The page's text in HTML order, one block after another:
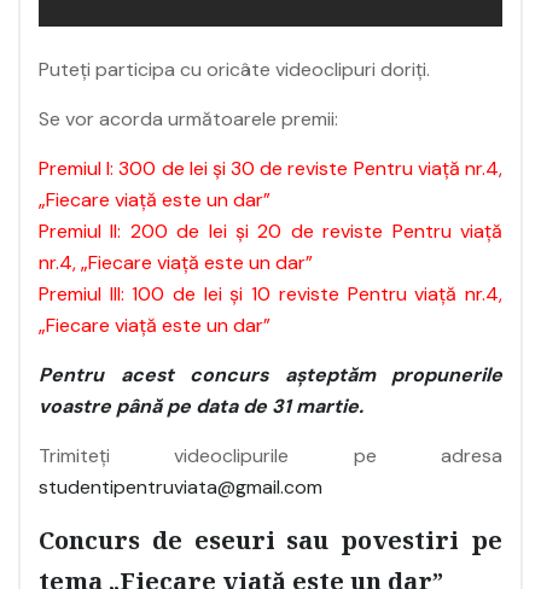
Puteți participa cu oricâte videoclipuri doriți.
Se vor acorda următoarele premii:
Premiul I: 300 de lei şi 30 de reviste Pentru viaţă nr.4,
„Fiecare viață este un dar”
Premiul II: 200 de lei şi 20 de reviste Pentru viaţă
nr.4, „Fiecare viață este un dar”
Premiul III: 100 de lei şi 10 reviste Pentru viaţă nr.4,
„Fiecare viață este un dar”
Pentru acest concurs aşteptăm propunerile
voastre până pe data de 31 martie.
Trimiteți videoclipurile pe adresa
studentipentruviata@gmail.com
Concurs de eseuri sau povestiri pe